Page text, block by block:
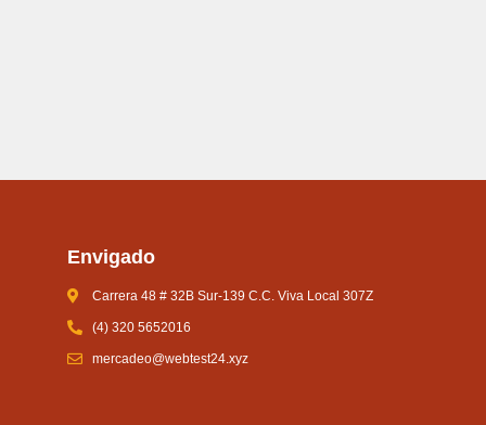
Envigado
Carrera 48 # 32B Sur-139 C.C. Viva Local 307Z
(4) 320 5652016
mercadeo@webtest24.xyz